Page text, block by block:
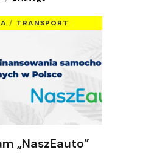
TRANSPORT
„NaszEauto”